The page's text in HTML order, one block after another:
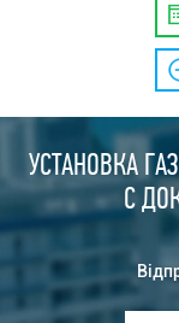
УСТАНОВКА
С